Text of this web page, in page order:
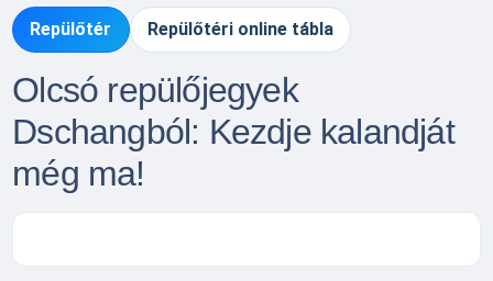
Repülőtér Repülőtéri online tábla
Olcsó repülőjegyek
Dschangból: Kezdje kalandját
még ma!